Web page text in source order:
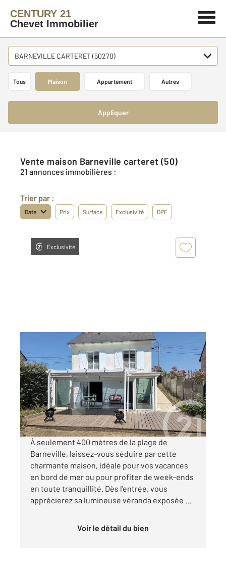
CENTURY 21
Chevet Immobilier
BARNEVILLE CARTERET (50270)
Tous Maison Appartement Autres
Appliquer
Vente maison Barneville carteret (50)
21 annonces immobilières :
Trier par :
Date Prix Surface Exclusivité DPE
Exclusivité
BARNEVILLE CARTERET 50
100,47 m , 4 pièces
Ref : 2153
Maison à vendre
285 000 €
Visiter le site dédié
À seulement 400 mètres de la plage de
Barneville, laissez-vous séduire par cette
charmante maison, idéale pour vos vacances
en bord de mer ou pour profiter de week-ends
en toute tranquillité. Dès l'entrée, vous
apprécierez sa lumineuse véranda exposée ...
Voir le détail du bien